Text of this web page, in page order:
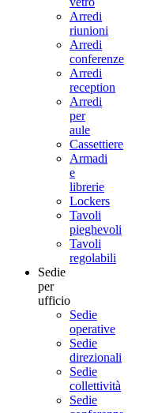
Arredi
riunioni
Arredi
conferenze
Arredi
reception
Arredi
per
aule
Cassettiere
Armadi
e
librerie
Lockers
Tavoli
pieghevoli
Tavoli
regolabili
Sedie
per
ufficio
Sedie
operative
Sedie
direzionali
Sedie
collettività
Sedie